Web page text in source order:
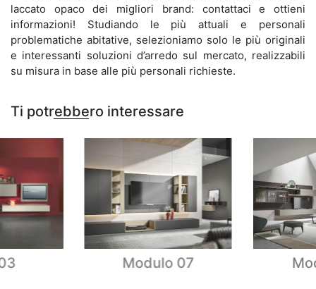
laccato opaco dei migliori brand: contattaci e ottieni
informazioni! Studiando le più attuali e personali
problematiche abitative, selezioniamo solo le più originali
e interessanti soluzioni d’arredo sul mercato, realizzabili
su misura in base alle più personali richieste.
Ti potrebbero interessare
Modulo 07